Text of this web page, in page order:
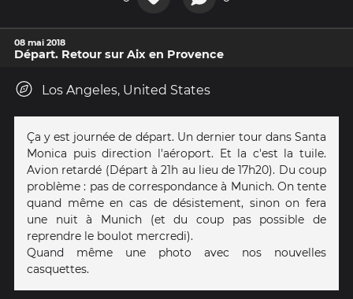
08 mai 2018
Départ. Retour sur Aix en Provence
Los Angeles, United States
Ça y est journée de départ. Un dernier tour dans Santa
Monica puis direction l'aéroport. Et la c'est la tuile.
Avion retardé (Départ à 21h au lieu de 17h20). Du coup
problème : pas de correspondance à Munich. On tente
quand même en cas de désistement, sinon on fera
une nuit à Munich (et du coup pas possible de
reprendre le boulot mercredi).
Quand même une photo avec nos nouvelles
casquettes.